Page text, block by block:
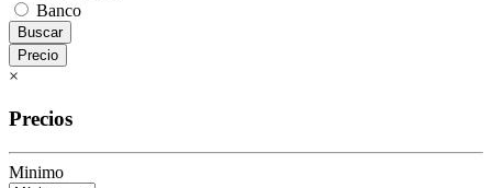
Banco
Buscar
Precio
×
Precios
Minimo